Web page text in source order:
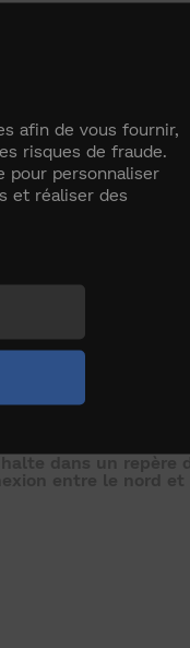
des
des
dans un repère
afin de vous fournir,
risques de fraude.
pour personnaliser
et réaliser des